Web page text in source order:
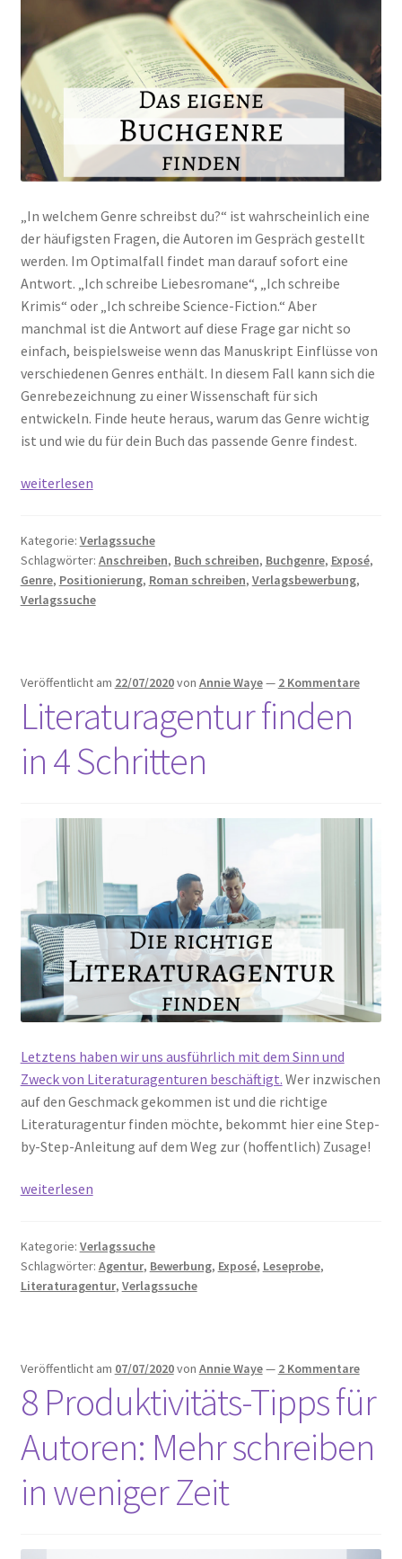
„In welchem Genre schreibst du?“ ist wahrscheinlich eine
der häufigsten Fragen, die Autoren im Gespräch gestellt
werden. Im Optimalfall findet man darauf sofort eine
Antwort. „Ich schreibe Liebesromane“, „Ich schreibe
Krimis“ oder „Ich schreibe Science-Fiction.“ Aber
manchmal ist die Antwort auf diese Frage gar nicht so
einfach, beispielsweise wenn das Manuskript Einflüsse von
verschiedenen Genres enthält. In diesem Fall kann sich die
Genrebezeichnung zu einer Wissenschaft für sich
entwickeln. Finde heute heraus, warum das Genre wichtig
ist und wie du für dein Buch das passende Genre findest.
7
das
eigene
Buchgenre
weiterlesen
Kategorie: Verlagssuche
Schlagwörter: Anschreiben, Buch schreiben, Buchgenre, Exposé,
Genre, Positionierung, Roman schreiben, Verlagsbewerbung,
Verlagssuche
Veröffentlicht am 22/07/2020von Annie Waye— 2 Kommentare
Literaturagentur finden
in 4 Schritten
Letztens haben wir uns ausführlich mit dem Sinn und
Zweck von Literaturagenturen beschäftigt. Wer inzwischen
auf den Geschmack gekommen ist und die richtige
Literaturagentur finden möchte, bekommt hier eine Step-
by-Step-Anleitung auf dem Weg zur (hoffentlich) Zusage!
Literaturagentur
4
Schritten
weiterlesen
Kategorie: Verlagssuche
Schlagwörter: Agentur, Bewerbung, Exposé, Leseprobe,
Literaturagentur, Verlagssuche
Veröffentlicht am 07/07/2020von Annie Waye— 2 Kommentare
8 Produktivitäts-Tipps für
Autoren: Mehr schreiben
in weniger Zeit